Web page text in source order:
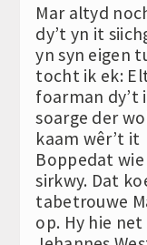
Mar altyd
dy’t yn it
yn syn eigen
tocht ik ek:
foarman dy’t
soarge der
kaam wêr’t
Boppedat
sirkwy. Dat
tabetrouwe
op. Hy hie